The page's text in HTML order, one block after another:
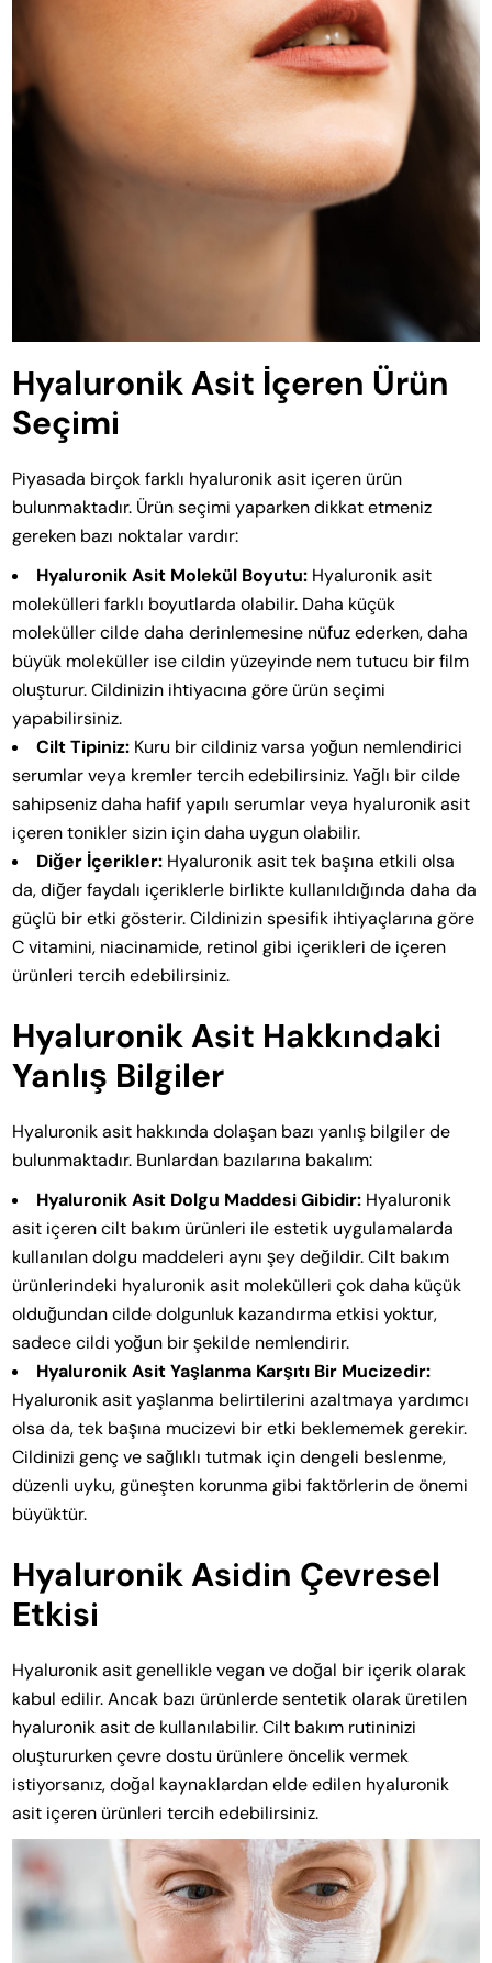
Hyaluronik Asit İçeren Ürün
Seçimi
Piyasada birçok farklı hyaluronik asit içeren ürün
bulunmaktadır. Ürün seçimi yaparken dikkat etmeniz
gereken bazı noktalar vardır:
Hyaluronik Asit Molekül Boyutu: Hyaluronik asit
molekülleri farklı boyutlarda olabilir. Daha küçük
moleküller cilde daha derinlemesine nüfuz ederken, daha
büyük moleküller ise cildin yüzeyinde nem tutucu bir film
oluşturur. Cildinizin ihtiyacına göre ürün seçimi
yapabilirsiniz.
Cilt Tipiniz: Kuru bir cildiniz varsa yoğun nemlendirici
serumlar veya kremler tercih edebilirsiniz. Yağlı bir cilde
sahipseniz daha hafif yapılı serumlar veya hyaluronik asit
içeren tonikler sizin için daha uygun olabilir.
Diğer İçerikler: Hyaluronik asit tek başına etkili olsa
da, diğer faydalı içeriklerle birlikte kullanıldığında daha da
güçlü bir etki gösterir. Cildinizin spesifik ihtiyaçlarına göre
C vitamini, niacinamide, retinol gibi içerikleri de içeren
ürünleri tercih edebilirsiniz.
Hyaluronik Asit Hakkındaki
Yanlış Bilgiler
Hyaluronik asit hakkında dolaşan bazı yanlış bilgiler de
bulunmaktadır. Bunlardan bazılarına bakalım:
Hyaluronik Asit Dolgu Maddesi Gibidir: Hyaluronik
asit içeren cilt bakım ürünleri ile estetik uygulamalarda
kullanılan dolgu maddeleri aynı şey değildir. Cilt bakım
ürünlerindeki hyaluronik asit molekülleri çok daha küçük
olduğundan cilde dolgunluk kazandırma etkisi yoktur,
sadece cildi yoğun bir şekilde nemlendirir.
Hyaluronik Asit Yaşlanma Karşıtı Bir Mucizedir:
Hyaluronik asit yaşlanma belirtilerini azaltmaya yardımcı
olsa da, tek başına mucizevi bir etki beklememek gerekir.
Cildinizi genç ve sağlıklı tutmak için dengeli beslenme,
düzenli uyku, güneşten korunma gibi faktörlerin de önemi
büyüktür.
Hyaluronik Asidin Çevresel
Etkisi
Hyaluronik asit genellikle vegan ve doğal bir içerik olarak
kabul edilir. Ancak bazı ürünlerde sentetik olarak üretilen
hyaluronik asit de kullanılabilir. Cilt bakım rutininizi
oluştururken çevre dostu ürünlere öncelik vermek
istiyorsanız, doğal kaynaklardan elde edilen hyaluronik
asit içeren ürünleri tercih edebilirsiniz.